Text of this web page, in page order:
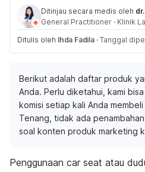
Ditinjau secara medis oleh
General Practitioner · Klinik
Ditulis oleh Ihda Fadila · Tanggal
Berikut adalah daftar produk
Anda. Perlu diketahui, kami
komisi setiap kali Anda
Tenang, tidak ada
soal konten produk marketing
Penggunaan car seat atau